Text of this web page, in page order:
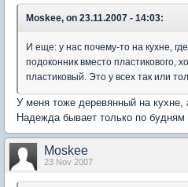
Moskee, on 23.11.2007 - 14:03:
И еще: у нас почему-то на кухне,
подоконник вместо пластикового,
пластиковый. Это у всех так или
У меня тоже деревянный на кухне,
Надежда бывает только по будням
Moskee
23 Nov 2007